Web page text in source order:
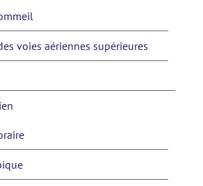
voies aériennes supérieures